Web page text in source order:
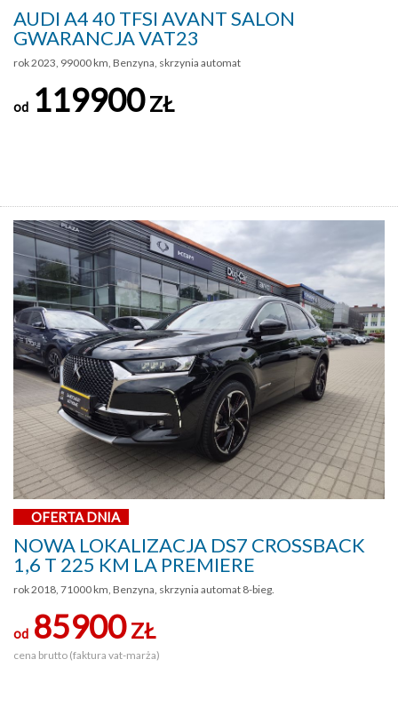
AUDI A4 40 TFSI AVANT SALON
GWARANCJA VAT23
rok 2023, 99000 km, Benzyna, skrzynia automat
od 119900ZŁ
OFERTA DNIA
NOWA LOKALIZACJA DS7 CROSSBACK
1,6 T 225 KM LA PREMIERE
rok 2018, 71000 km, Benzyna, skrzynia automat 8-bieg.
od 85900ZŁ
cena brutto (faktura vat-marża)